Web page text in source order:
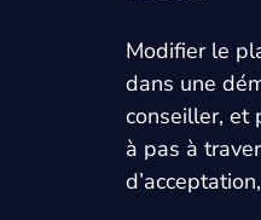
Modifier le
dans une
conseiller, et
à pas à